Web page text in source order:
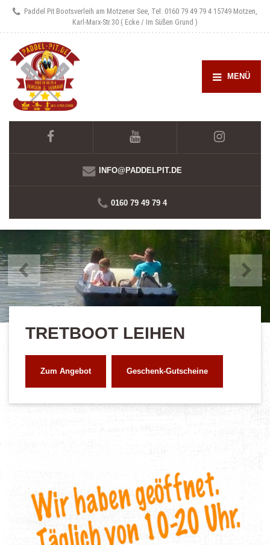
Paddel Pit Bootsverleih am Motzener See, Tel: 0160 79 49 79 4 15749 Motzen,
Karl-Marx-Str.30 ( Ecke / Im Süßen Grund )
MENÜ
INFO@PADDELPIT.DE
0160 79 49 79 4
Vorher
TRETBOOT LEIHEN
Zum Angebot Geschenk-Gutscheine